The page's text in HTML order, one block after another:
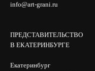
info@art-grani.ru
ПРЕДСТАВИТЕЛЬСТВО
В ЕКАТЕРИНБУРГЕ
Екатеринбург